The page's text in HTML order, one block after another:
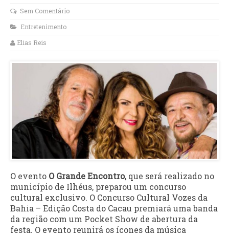
Sem Comentário
Entretenimento
Elias Reis
O evento O Grande Encontro, que será realizado no
município de Ilhéus, preparou um concurso
cultural exclusivo. O Concurso Cultural Vozes da
Bahia – Edição Costa do Cacau premiará uma banda
da região com um Pocket Show de abertura da
festa. O evento reunirá os ícones da música